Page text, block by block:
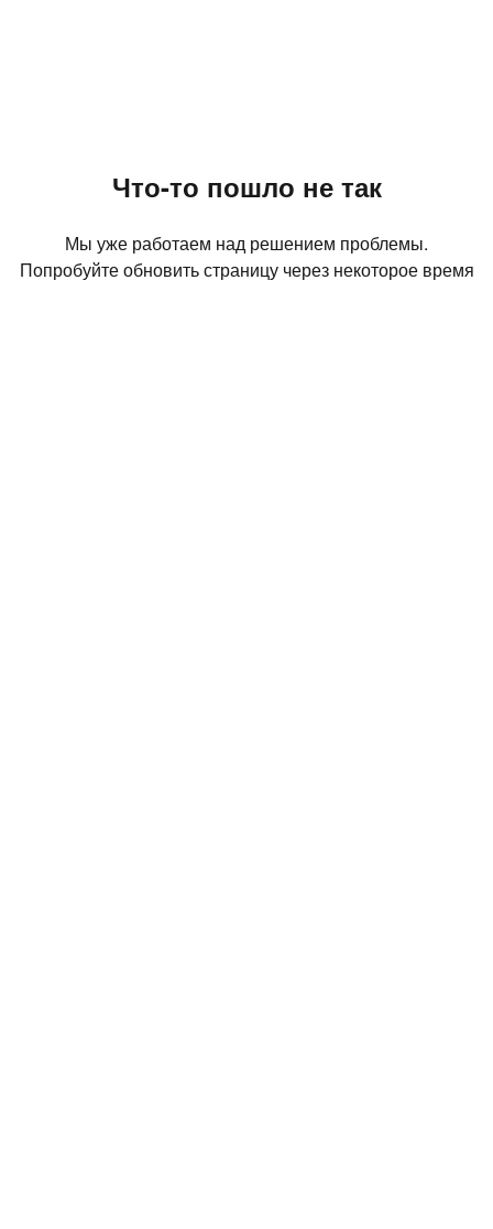
Что-то пошло не так
Мы уже работаем над решением проблемы.
Попробуйте обновить страницу через некоторое время